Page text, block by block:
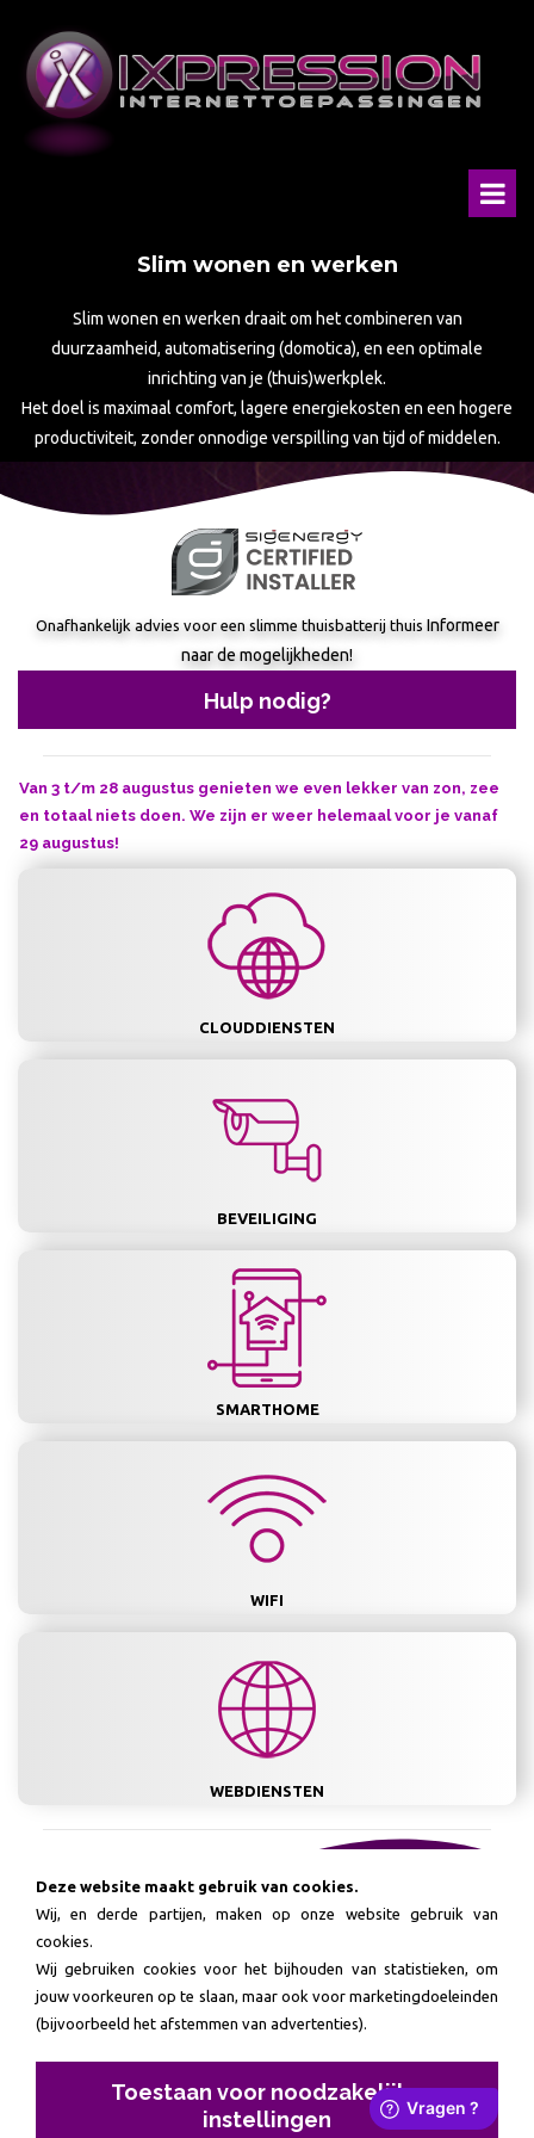
Slim wonen en werken
Slim wonen en werken draait om het combineren van
duurzaamheid, automatisering (domotica), en een optimale
inrichting van je (thuis)werkplek.
Het doel is maximaal comfort, lagere energiekosten en een hogere
productiviteit, zonder onnodige verspilling van tijd of middelen.
Onafhankelijk advies voor een slimme thuisbatterij thuis Informeer
naar de mogelijkheden!
Hulp nodig?
Van 3 t/m 28 augustus genieten we even lekker van zon, zee
en totaal niets doen. We zijn er weer helemaal voor je vanaf
29 augustus!
CLOUDDIENSTEN
BEVEILIGING
SMARTHOME
WIFI
WEBDIENSTEN
     
Ervaren en gedreven.
Mercatorstraat 41 - 7131 PW LICHTENVOORDE
Telefoon: 0031 544 487 807 - Handelsregister: 09207160
Deze website maakt gebruik van cookies.
Wij, en derde partijen, maken op onze website gebruik van
cookies.
Wij gebruiken cookies voor het bijhouden van statistieken, om
jouw voorkeuren op te slaan, maar ook voor marketingdoeleinden
(bijvoorbeeld het afstemmen van advertenties).
Toestaan voor noodzakelijke
instellingen